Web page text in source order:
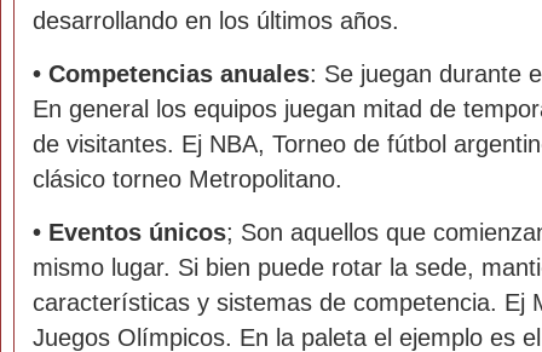
desarrollando en los últimos años.
• Competencias anuales: Se juegan durante
En general los equipos juegan mitad de
de visitantes. Ej NBA, Torneo de fútbol
clásico torneo Metropolitano.
• Eventos únicos; Son aquellos que
mismo lugar. Si bien puede rotar la sede,
características y sistemas de competencia. Ej
Juegos Olímpicos. En la paleta el ejemplo es